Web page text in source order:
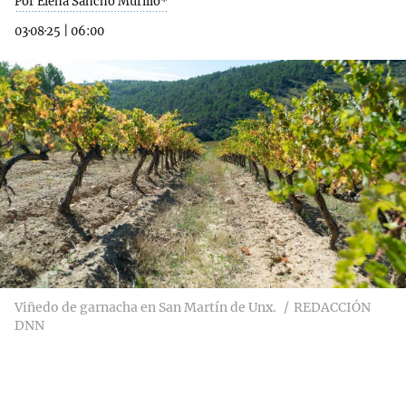
03·08·25
06:00
Viñedo de garnacha en San Martín de Unx.
REDACCIÓN
DNN